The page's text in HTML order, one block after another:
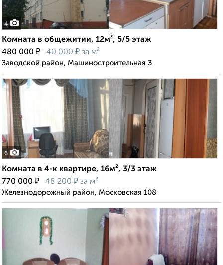
4
Комната в общежитии, 12м², 5/5 этаж
480 000 ₽ 40 000 ₽ за м²
Заводской район, Машиностроительная 3
6
Комната в 4-к квартире, 16м², 3/3 этаж
770 000 ₽ 48 200 ₽ за м²
Железнодорожный район, Московская 108